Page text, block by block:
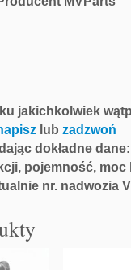
jakichkolwiek
lub zadzwoń
dokładne dane:
pojemność, moc
nr. nadwozia